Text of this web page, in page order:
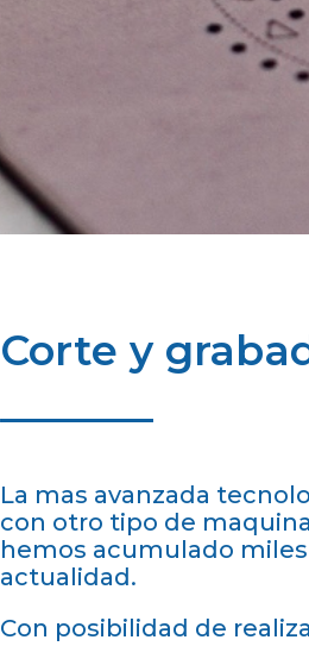
Corte y
La mas avanzada
con otro tipo de
hemos acumulado
actualidad.
Con posibilidad de